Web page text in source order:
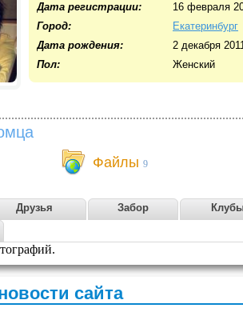
Дата регистрации:
16 февраля
Город:
Екатеринбург
Дата рождения:
2 декабря
Пол:
Женский
Файлы 9
Друзья Забор
сайта